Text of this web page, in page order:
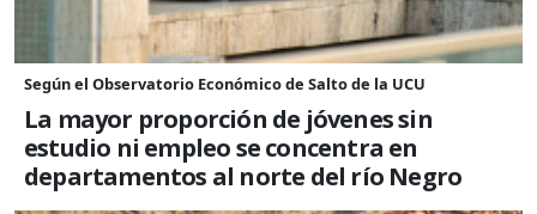
Según el Observatorio Económico de Salto de la UCU
La mayor proporción de jóvenes sin
estudio ni empleo se concentra en
departamentos al norte del río Negro